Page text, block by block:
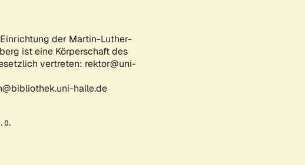
der Martin-Luther-
ist eine Körperschaft des
vertreten: rektor@uni-
halle.de
.